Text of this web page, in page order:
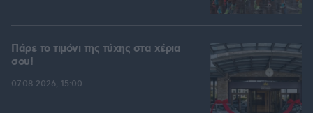
Πάρε το τιμόνι της τύχης στα χέρια
σου!
07.08.2026, 15:00